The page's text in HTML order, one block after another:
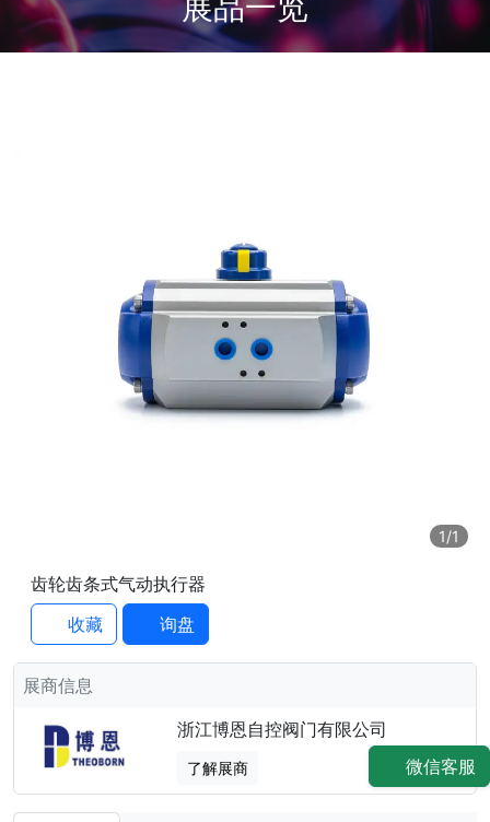
1/1
齿轮齿条式气动执行器
收藏
询盘
展商信息
浙江博恩自控阀门有限公司
了解展商 微信客服